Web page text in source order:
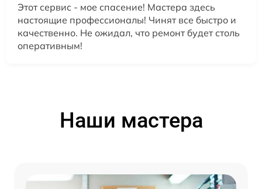
Этот сервис - мое спасение! Мастера здесь
настоящие профессионалы! Чинят все быстро и
качественно. Не ожидал, что ремонт будет столь
оперативным!
Наши мастера